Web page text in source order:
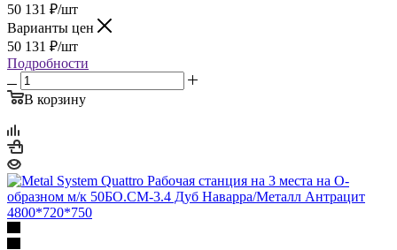
50 131 ₽/шт
Варианты цен
50 131 ₽/шт
Подробности
В корзину